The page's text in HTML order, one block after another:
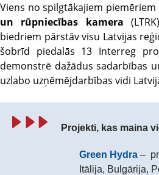
Viens no spilgtākajiem piemēriem
un rūpniecības kamera
biedriem pārstāv visu Latvijas
šobrīd piedalās 13 Interreg
demonstrē dažādus sadarbības
uzlabo uzņēmējdarbības vidi
Projekti, kas maina
Green Hydra –
Itālija, Bulgārija,